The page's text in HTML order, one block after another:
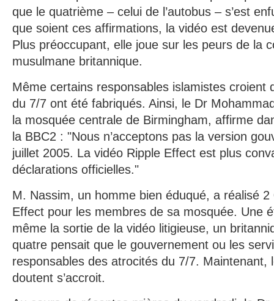
que le quatrième – celui de l’autobus – s’est
que soient ces affirmations, la vidéo est
Plus préoccupant, elle joue sur les peurs de la
musulmane britannique.
Même certains responsables islamistes croient
du 7/7 ont été fabriqués. Ainsi, le Dr
la mosquée centrale de Birmingham, affirme
la BBC2 : "Nous n’acceptons pas la version
juillet 2005. La vidéo Ripple Effect est plus
déclarations officielles."
M. Nassim, un homme bien éduqué, a réalisé
Effect pour les membres de sa mosquée. Une
même la sortie de la vidéo litigieuse, un
quatre pensait que le gouvernement ou les
responsables des atrocités du 7/7. Maintenant,
doutent s’accroit.